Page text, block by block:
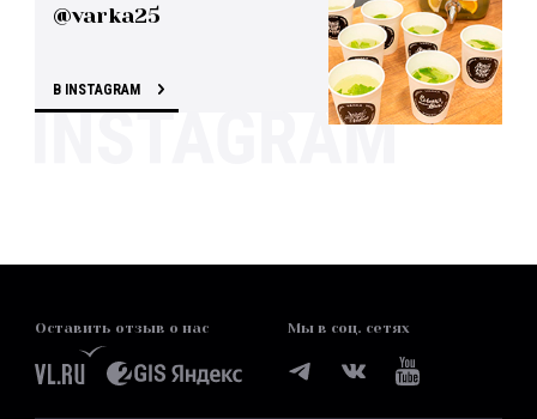
@varka25
В INSTAGRAM
Оставить отзыв о нас Мы в соц. сетях